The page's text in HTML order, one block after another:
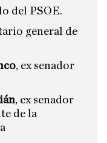
del PSOE.
general de
, ex senador
, ex senador
de la